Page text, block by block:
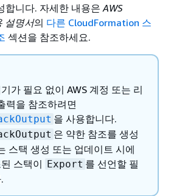
합니다. 자세한 내용은AWS
설명서의 다른 CloudFormation 스
섹션을 참조하세요.
가 필요 없이 AWS 계정 또는 리
력을 참조하려면
을 사용합니다.
은 약한 참조를 생성
스택 생성 또는 업데이트 시에
스택이 Export 를 선언할 필